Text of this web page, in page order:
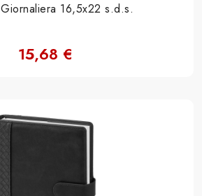
16,5x22 s.d.s.
15,68 €